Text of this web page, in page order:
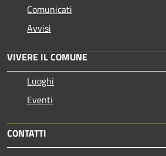
Comunicati
Avvisi
VIVERE IL COMUNE
Luoghi
Eventi
CONTATTI